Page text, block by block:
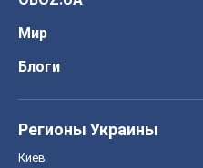
Мир
Блоги
Регионы Украины
Киев